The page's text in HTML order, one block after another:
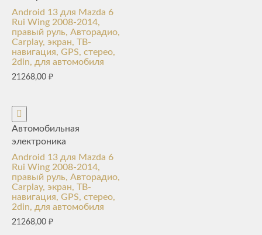
Android 13 для Mazda 6
Rui Wing 2008-2014,
правый руль, Авторадио,
Carplay, экран, ТВ-
навигация, GPS, стерео,
2din, для автомобиля
21268,00 ₽
Автомобильная
электроника
Android 13 для Mazda 6
Rui Wing 2008-2014,
правый руль, Авторадио,
Carplay, экран, ТВ-
навигация, GPS, стерео,
2din, для автомобиля
21268,00 ₽